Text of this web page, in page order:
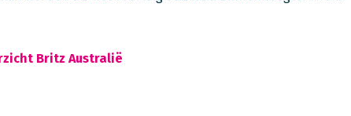
Britz Australië